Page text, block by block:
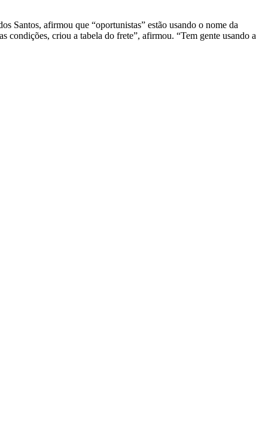
Santos, afirmou que “oportunistas” estão usando o nome da
condições, criou a tabela do frete”, afirmou. “Tem gente usando a